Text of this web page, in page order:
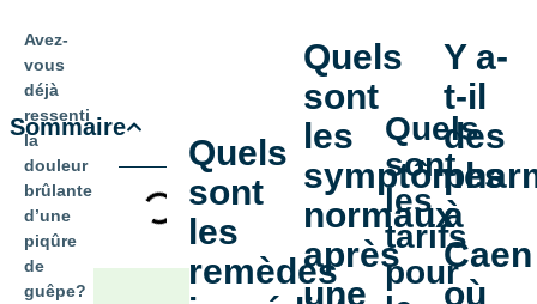
Avez-
vous
déjà
ressenti
la
douleur
brûlante
d’une
piqûre
de
guêpe?
Sommaire
Quels
sont
les
remèdes
Quels
sont
les
symptômes
normaux
après
une
Quels
sont
les
tarifs
pour
Y a-
t-il
des
à
Caen
où